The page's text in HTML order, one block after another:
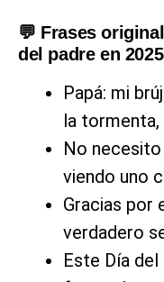
💬 Frases
del padre en 2025
Papá: mi
la tormenta,
No
viendo uno
Gracias por
verdadero
Este Día